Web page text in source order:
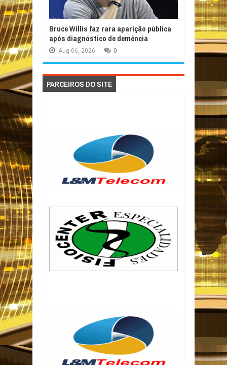
Bruce Willis faz rara aparição pública
após diagnóstico de demência
Aug 06, 2026 - 0
PARCEIROS DO SITE